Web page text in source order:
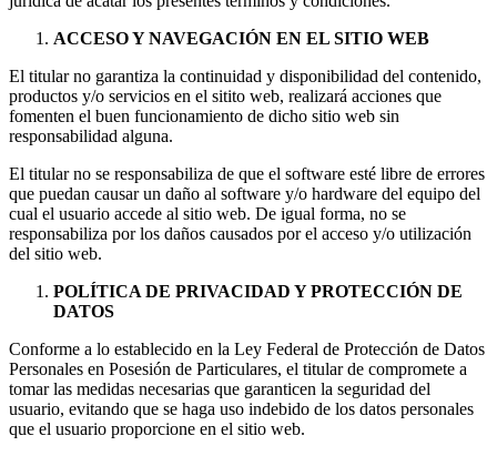
ACCESO Y NAVEGACIÓN EN EL SITIO WEB
El titular no garantiza la continuidad y disponibilidad del contenido,
productos y/o servicios en el sitito web, realizará acciones que
fomenten el buen funcionamiento de dicho sitio web sin
responsabilidad alguna.
El titular no se responsabiliza de que el software esté libre de errores
que puedan causar un daño al software y/o hardware del equipo del
cual el usuario accede al sitio web. De igual forma, no se
responsabiliza por los daños causados por el acceso y/o utilización
del sitio web.
POLÍTICA DE PRIVACIDAD Y PROTECCIÓN DE
DATOS
Conforme a lo establecido en la Ley Federal de Protección de Datos
Personales en Posesión de Particulares, el titular de compromete a
tomar las medidas necesarias que garanticen la seguridad del
usuario, evitando que se haga uso indebido de los datos personales
que el usuario proporcione en el sitio web.